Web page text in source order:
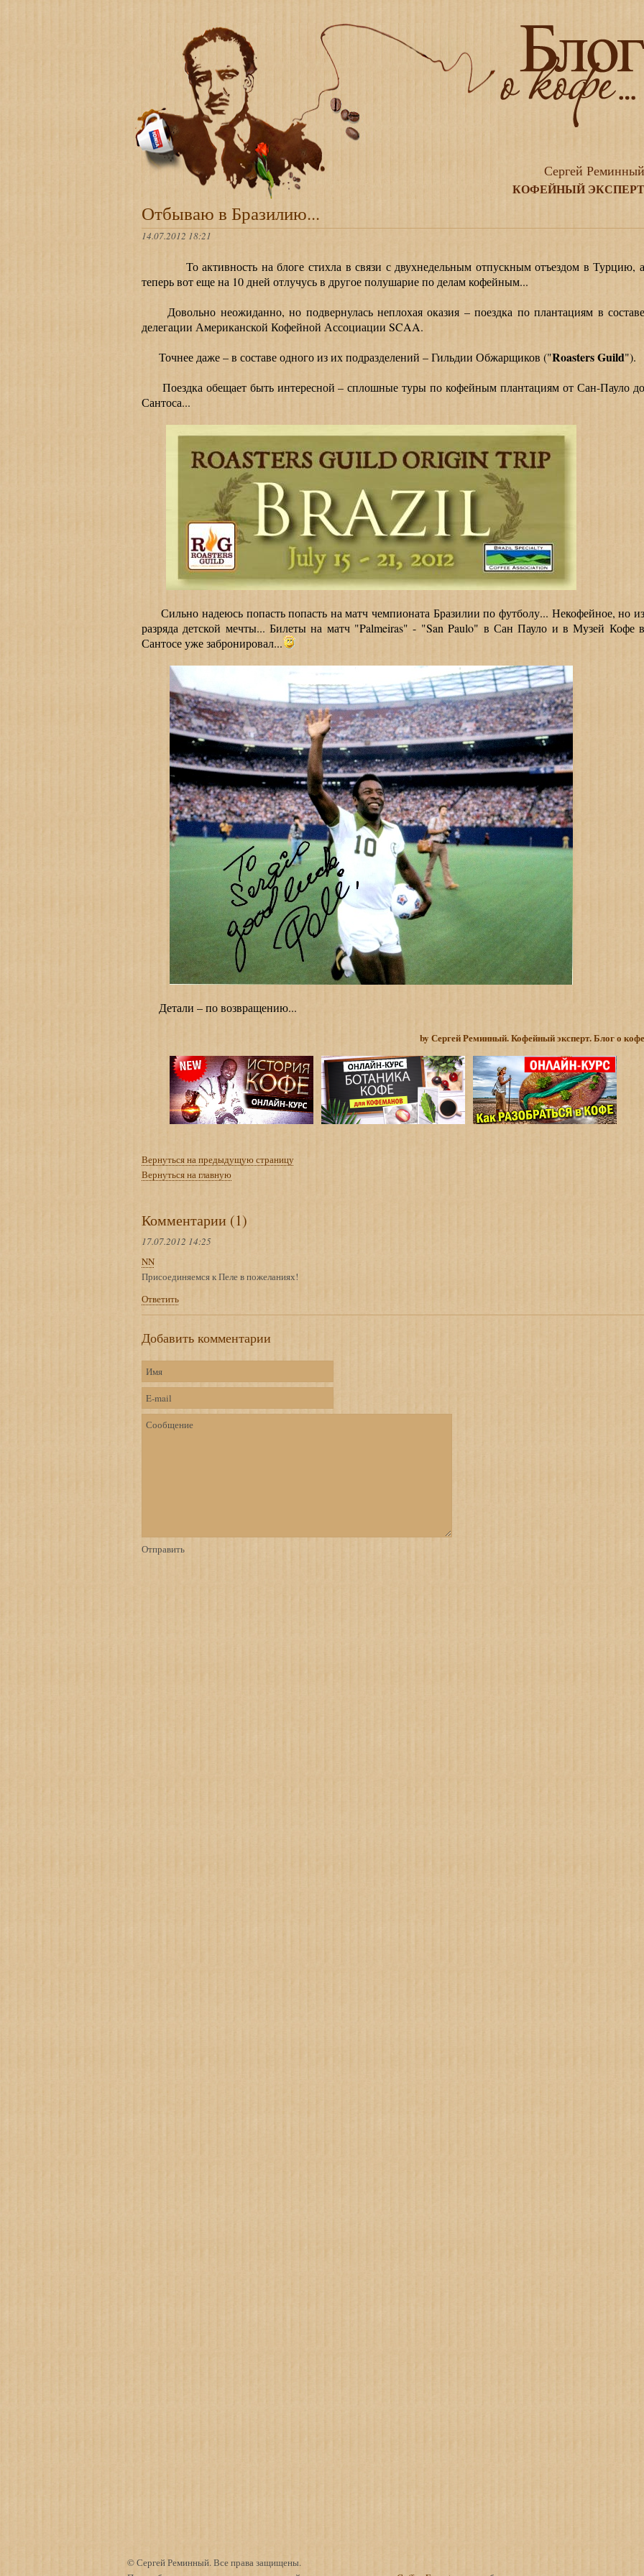
Сергей Реминный
КОФЕЙНЫЙ ЭКСПЕРТ
Отбываю в Бразилию...
14.07.2012 18:21
То активность на блоге стихла в связи с двухнедельным отпускным отъездом в Турцию, а
теперь вот еще на 10 дней отлучусь в другое полушарие по делам кофейным...
Довольно неожиданно, но подвернулась неплохая оказия – поездка по плантациям в составе
делегации Американской Кофейной Ассоциации SCAA.
Точнее даже – в составе одного из их подразделений – Гильдии Обжарщиков ("Roasters Guild").
Поездка обещает быть интересной – сплошные туры по кофейным плантациям от Сан-Пауло до
Сантоса...
Сильно надеюсь попасть попасть на матч чемпионата Бразилии по футболу... Некофейное, но из
разряда детской мечты... Билеты на матч "Palmeiras" - "San Paulo" в Сан Пауло и в Музей Кофе в
Сантосе уже забронировал...
Детали – по возвращению...
by Сергей Реминный. Кофейный эксперт. Блог о кофе
Вернуться на предыдущую страницу
Вернуться на главную
Комментарии (1)
17.07.2012 14:25
NN
Присоединяемся к Пеле в пожеланиях!
Ответить
Добавить комментарии
© Сергей Реминный. Все права защищены.